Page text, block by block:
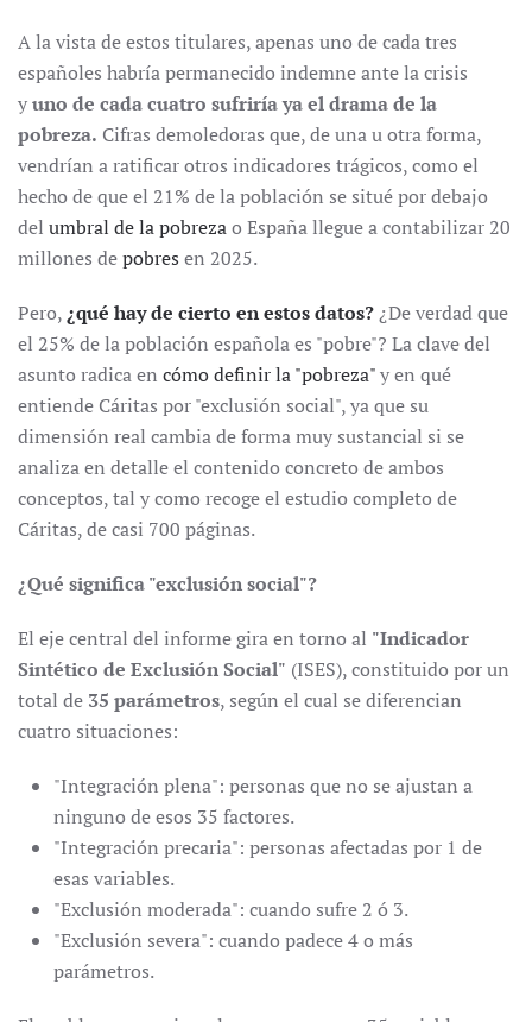
A la vista de estos titulares, apenas uno de cada tres
españoles habría permanecido indemne ante la crisis
yuno de cada cuatro sufriría ya el drama de la
pobreza. Cifras demoledoras que, de una u otra forma,
vendrían a ratificar otros indicadores trágicos, como el
hecho de que el 21% de la población se situé por debajo
del umbral de la pobrezao España llegue a contabilizar 20
millones depobres en 2025.
Pero, ¿qué hay de cierto en estos datos?¿De verdad que
el 25% de la población española es "pobre"? La clave del
asunto radica en cómo definir la "pobreza"y en qué
entiende Cáritas por "exclusión social", ya que su
dimensión real cambia de forma muy sustancial si se
analiza en detalle el contenido concreto de ambos
conceptos, tal y como recoge el estudio completo de
Cáritas, de casi 700 páginas.
¿Qué significa "exclusión social"?
El eje central del informe gira en torno al "Indicador
Sintético de Exclusión Social" (ISES), constituido por un
total de 35 parámetros, según el cual se diferencian
cuatro situaciones:
"Integración plena": personas que no se ajustan a
ninguno de esos 35 factores.
"Integración precaria": personas afectadas por 1 de
esas variables.
"Exclusión moderada": cuando sufre 2 ó 3.
"Exclusión severa": cuando padece 4 o más
parámetros.